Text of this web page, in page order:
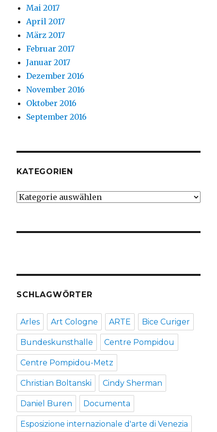
Mai 2017
April 2017
März 2017
Februar 2017
Januar 2017
Dezember 2016
November 2016
Oktober 2016
September 2016
KATEGORIEN
Kategorien
SCHLAGWÖRTER
Arles Art Cologne ARTE Bice Curiger
Bundeskunsthalle Centre Pompidou
Centre Pompidou-Metz
Christian Boltanski Cindy Sherman
Daniel Buren Documenta
Esposizione internazionale d'arte di Venezia